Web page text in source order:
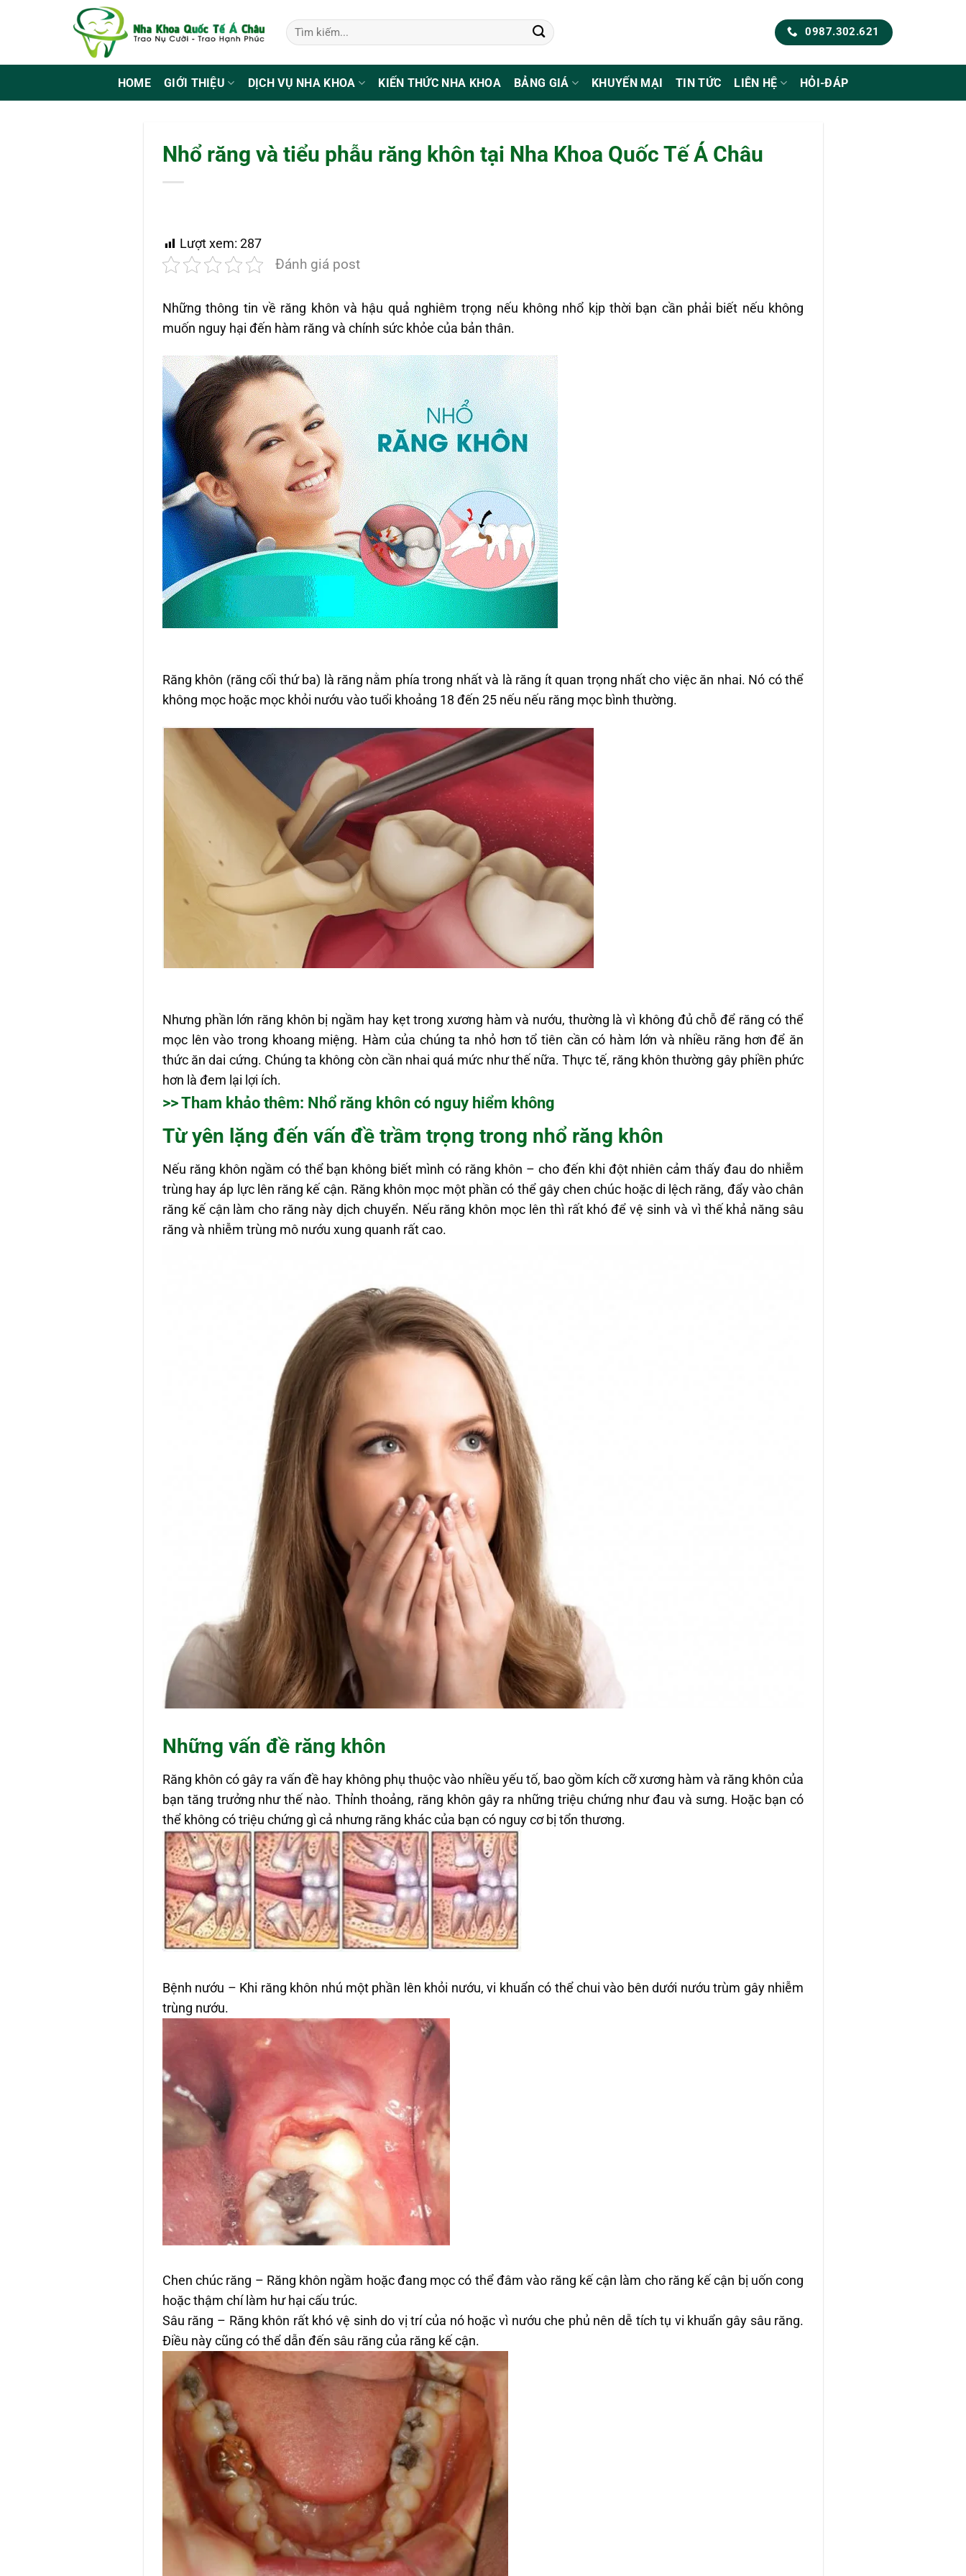
0987.302.621
HOME GIỚI THIỆU DỊCH VỤ NHA KHOA KIẾN THỨC NHA KHOA BẢNG GIÁ KHUYẾN MẠI TIN TỨC LIÊN HỆ HỎI-ĐÁP
Nhổ răng và tiểu phẫu răng khôn tại Nha Khoa Quốc Tế Á Châu
Lượt xem: 287
Đánh giá post
Những thông tin về răng khôn và hậu quả nghiêm trọng nếu không nhổ kịp thời bạn cần phải biết nếu không
muốn nguy hại đến hàm răng và chính sức khỏe của bản thân.
Răng khôn (răng cối thứ ba) là răng nằm phía trong nhất và là răng ít quan trọng nhất cho việc ăn nhai. Nó có thể
không mọc hoặc mọc khỏi nướu vào tuổi khoảng 18 đến 25 nếu nếu răng mọc bình thường.
Nhưng phần lớn răng khôn bị ngầm hay kẹt trong xương hàm và nướu, thường là vì không đủ chỗ để răng có thể
mọc lên vào trong khoang miệng. Hàm của chúng ta nhỏ hơn tổ tiên cần có hàm lớn và nhiều răng hơn để ăn
thức ăn dai cứng. Chúng ta không còn cần nhai quá mức như thế nữa. Thực tế, răng khôn thường gây phiền phức
hơn là đem lại lợi ích.
>> Tham khảo thêm: Nhổ răng khôn có nguy hiểm không
Từ yên lặng đến vấn đề trầm trọng trong nhổ răng khôn
Nếu răng khôn ngầm có thể bạn không biết mình có răng khôn – cho đến khi đột nhiên cảm thấy đau do nhiễm
trùng hay áp lực lên răng kế cận. Răng khôn mọc một phần có thể gây chen chúc hoặc di lệch răng, đẩy vào chân
răng kế cận làm cho răng này dịch chuyển. Nếu răng khôn mọc lên thì rất khó để vệ sinh và vì thế khả năng sâu
răng và nhiễm trùng mô nướu xung quanh rất cao.
Những vấn đề răng khôn
Răng khôn có gây ra vấn đề hay không phụ thuộc vào nhiều yếu tố, bao gồm kích cỡ xương hàm và răng khôn của
bạn tăng trưởng như thế nào. Thỉnh thoảng, răng khôn gây ra những triệu chứng như đau và sưng. Hoặc bạn có
thể không có triệu chứng gì cả nhưng răng khác của bạn có nguy cơ bị tổn thương.
Bệnh nướu – Khi răng khôn nhú một phần lên khỏi nướu, vi khuẩn có thể chui vào bên dưới nướu trùm gây nhiễm
trùng nướu.
Chen chúc răng – Răng khôn ngầm hoặc đang mọc có thể đâm vào răng kế cận làm cho răng kế cận bị uốn cong
hoặc thậm chí làm hư hại cấu trúc.
Sâu răng – Răng khôn rất khó vệ sinh do vị trí của nó hoặc vì nướu che phủ nên dễ tích tụ vi khuẩn gây sâu răng.
Điều này cũng có thể dẫn đến sâu răng của răng kế cận.